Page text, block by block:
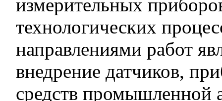
измерительных
технологических
направлениями работ
внедрение датчиков,
средств промышленной